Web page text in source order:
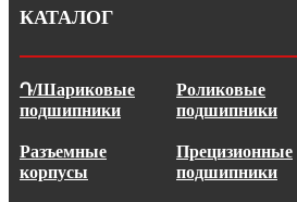
КАТАЛОГ
Դ/Шариковые
подшипники
Роликовые
подшипники
Разъемные
корпусы
Прецизионные
подшипники